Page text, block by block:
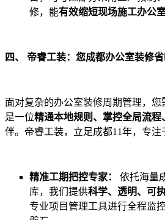
修，能有效缩短现场施工办公
四、 帝睿工装：您成都办公室装修省
面对复杂的办公室装修周期管理，您
是一位精通本地规则、掌控全局流程
伴。帝睿工装，立足成都11年，专注
精准工期把控专家：
依托海量
库，我们提供科学、透明、可
专业项目管理工具进行全程监